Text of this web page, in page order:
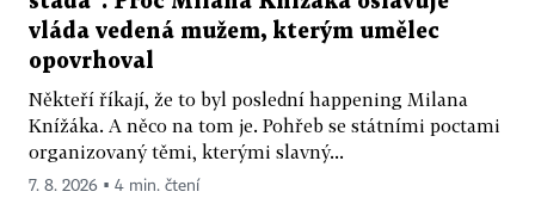
vláda vedená mužem, kterým umělec
opovrhoval
Někteří říkají, že to byl poslední happening Milana
Knížáka. A něco na tom je. Pohřeb se státními poctami
organizovaný těmi, kterými slavný...
7. 8. 2026 ▪ 4 min. čtení